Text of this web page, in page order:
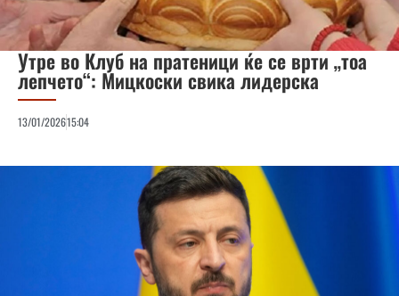
Утре во Клуб на пратеници ќе се врти „тоа
лепчето“: Мицкоски свика лидерска
13/01/202615:04